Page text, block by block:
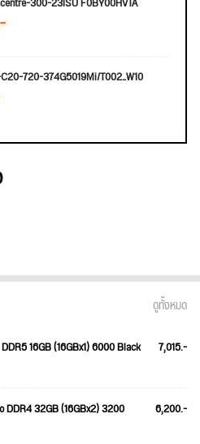
720-374G5019Mi/T002_W10
ดูทั้งหมด
16GB (16GBx1) 6000 Black 7,015.-
DDR4 32GB (16GBx2) 3200
6,200.-